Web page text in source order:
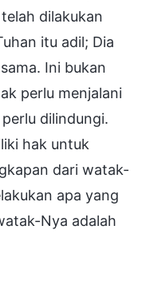
dilakukan
itu adil; Dia
Ini bukan
perlu menjalani
dilindungi.
hak untuk
dari watak-
apa yang
Nya adalah